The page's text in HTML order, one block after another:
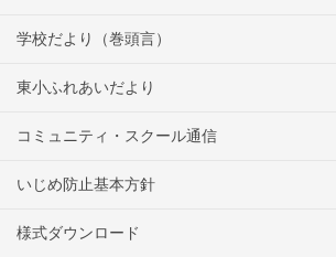
学校だより（巻頭言）
東小ふれあいだより
コミュニティ・スクール通信
いじめ防止基本方針
様式ダウンロード